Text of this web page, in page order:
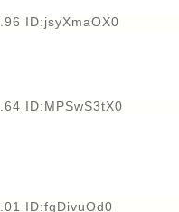
ID:jsyXmaOX0
ID:MPSwS3tX0
ID:fgDivuOd0